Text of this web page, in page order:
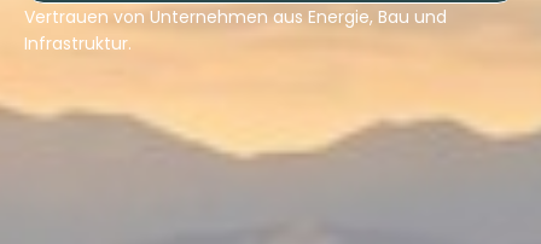
Vertrauen von Unternehmen aus Energie, Bau und
Infrastruktur.